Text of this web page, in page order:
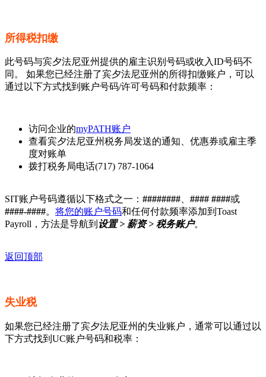
所得税扣缴
此号码与宾夕法尼亚州提供的雇主识别号码或收入ID号码不
同。 如果您已经注册了宾夕法尼亚州的所得扣缴账户，可以
通过以下方式找到账户号码/许可号码和付款频率：
访问企业的myPATH账户
查看宾夕法尼亚州税务局发送的通知、优惠券或雇主季
度对账单
拨打税务局电话(717) 787-1064
SIT账户号码遵循以下格式之一： ######## #### ####或
####-####。 将您的账户号码和任何付款频率添加到Toast
Payroll，方法是导航到 设置 > 薪资 > 税务账户。
返回顶部
失业税
如果您已经注册了宾夕法尼亚州的失业账户，通常可以通过以
下方式找到UC账户号码和税率：